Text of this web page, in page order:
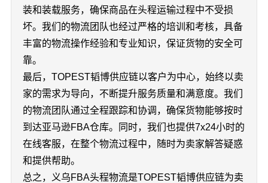
装和装载服务，确保商品在头程运输过程中不受损
坏。我们的物流团队也经过严格的培训和考核，具备
丰富的物流操作经验和专业知识，保证货物的安全可
靠。
最后，TOPEST韬博供应链以客户为中心，始终以卖
家的需求为导向，不断提升服务质量和满意度。我们
的物流团队通过全程跟踪和协调，确保货物能够按时
到达亚马逊FBA仓库。同时，我们也提供7x24小时的
在线客服，在整个物流过程中，随时为卖家解答疑惑
和提供帮助。
总之，义乌FBA头程物流是TOPEST韬博供应链为卖